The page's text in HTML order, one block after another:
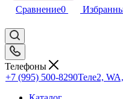
Сравнение0
Телефоны
+7 (995) 500-8290Теле2,